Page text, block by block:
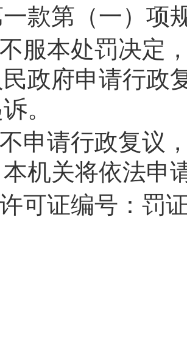
款第（一）项
服本处罚决定
政府申请行政
。
申请行政复议
机关将依法申
可证编号：罚